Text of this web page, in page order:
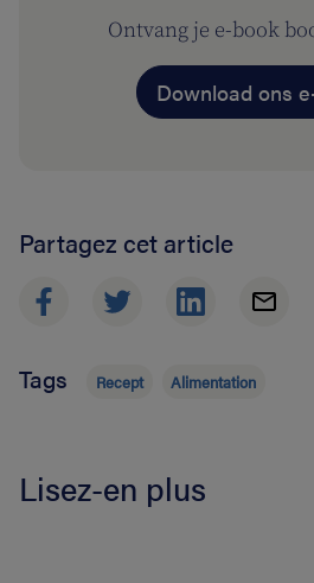
Ontvang je e-book
Download ons
Partagez cet article
Tags Recept Alimentation
Lisez-en plus